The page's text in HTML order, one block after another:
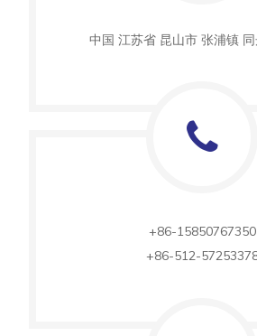
中国 江苏省 昆山市 张浦镇
+86-15850767350
+86-512-